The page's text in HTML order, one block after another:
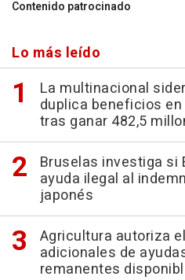
Contenido patrocinado
Lo más leído
La multinacional
duplica beneficios
tras ganar 482,5
Bruselas investiga si
ayuda ilegal al
japonés
Agricultura autoriza
adicionales de
remanentes